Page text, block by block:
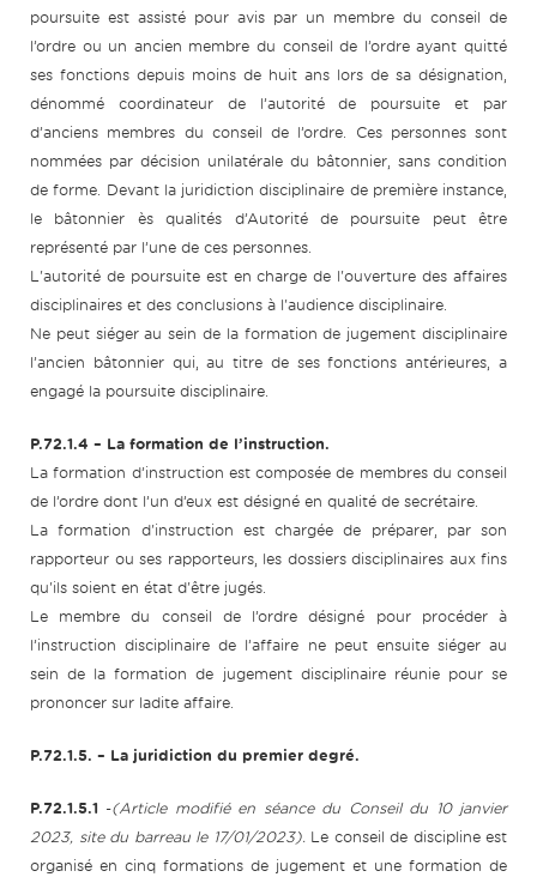
poursuite est assisté pour avis par un membre du conseil de
l’ordre ou un ancien membre du conseil de l’ordre ayant quitté
ses fonctions depuis moins de huit ans lors de sa désignation,
dénommé coordinateur de l’autorité de poursuite et par
d’anciens membres du conseil de l’ordre. Ces personnes sont
nommées par décision unilatérale du bâtonnier, sans condition
de forme. Devant la juridiction disciplinaire de première instance,
le bâtonnier ès qualités d’Autorité de poursuite peut être
représenté par l’une de ces personnes.
L'autorité de poursuite est en charge de l'ouverture des affaires
disciplinaires et des conclusions à l'audience disciplinaire.
Ne peut siéger au sein de la formation de jugement disciplinaire
l’ancien bâtonnier qui, au titre de ses fonctions antérieures, a
engagé la poursuite disciplinaire.
P.72.1.4 – La formation de l’instruction.
La formation d’instruction est composée de membres du conseil
de l’ordre dont l’un d’eux est désigné en qualité de secrétaire.
La formation d'instruction est chargée de préparer, par son
rapporteur ou ses rapporteurs, les dossiers disciplinaires aux fins
qu'ils soient en état d'être jugés.
Le membre du conseil de l’ordre désigné pour procéder à
l’instruction disciplinaire de l’affaire ne peut ensuite siéger au
sein de la formation de jugement disciplinaire réunie pour se
prononcer sur ladite affaire.
P.72.1.5. – La juridiction du premier degré.
P.72.1.5.1 -(Article modifié en séance du Conseil du 10 janvier
2023, site du barreau le 17/01/2023). Le conseil de discipline est
organisé en cinq formations de jugement et une formation de